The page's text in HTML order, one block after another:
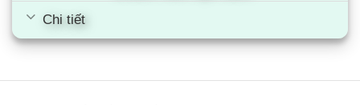
Chi tiết